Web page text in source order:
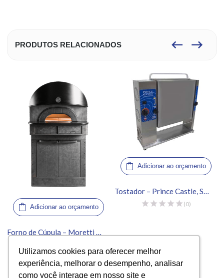
Utilizamos cookies para oferecer melhor
experiência, melhorar o desempenho, analisar
como você interage em nosso site e
Utilizamos cookies para oferecer melhor
experiência, melhorar o desempenho, analisar
como você interage em nosso site e
PRODUTOS RELACIONADOS
Adicionar ao orçamento
Forno de Cúpula – Moretti Forni, Neapolis 6
Adicionar ao orçamento
(0)